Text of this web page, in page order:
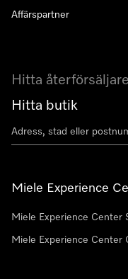
Hitta återförsäljare
Hitta butik
Miele Experience
Miele Experience Center
Miele Experience Center
Affärspartner